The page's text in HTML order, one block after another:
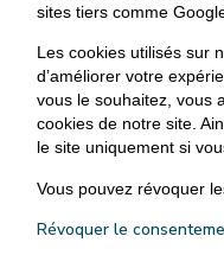
sites tiers comme
Les cookies utilisés sur
d’améliorer votre
vous le souhaitez, vous
cookies de notre site.
le site uniquement si
Vous pouvez révoquer
Révoquer le